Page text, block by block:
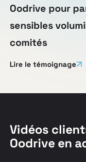
Oodrive pour
sensibles
comités
Lire le témoignage
Vidéos
Oodrive en